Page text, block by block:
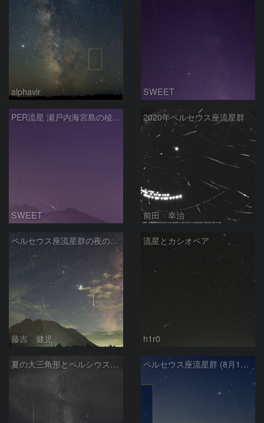
alphavir SWEET
PER流星 瀬戸内海宮島の稜線に
SWEET
2020年ペルセウス座流星群
前田 幸治
ペルセウス座流星群の夜の由布岳
藤吉 健児
流星とカシオペア
h1r0
夏の大三角形とペルシウス座流星 ペルセウス座流星群 (8月16日)